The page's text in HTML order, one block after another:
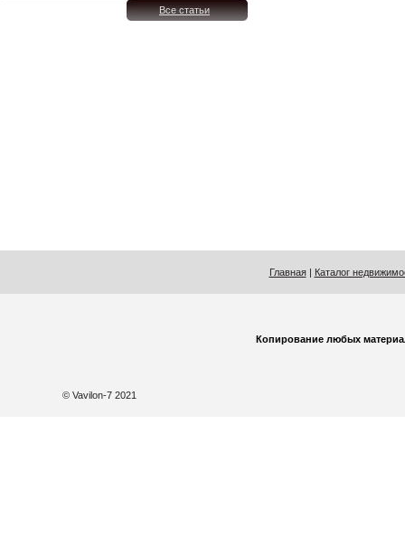
Все статьи
Главная| Каталог
Копирование любых
© Vavilon-7 2021